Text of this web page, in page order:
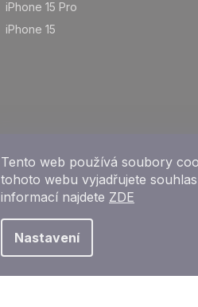
Tento web používá soubory
tohoto webu vyjadřujete
informací najdete ZDE
Nastavení
iPhone 15 Pro
iPhone 15
Copyright 2026